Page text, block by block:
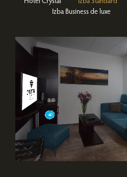
Izba Business de luxe